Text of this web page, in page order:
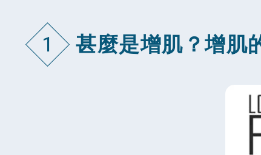
1 甚麼是增肌？增肌